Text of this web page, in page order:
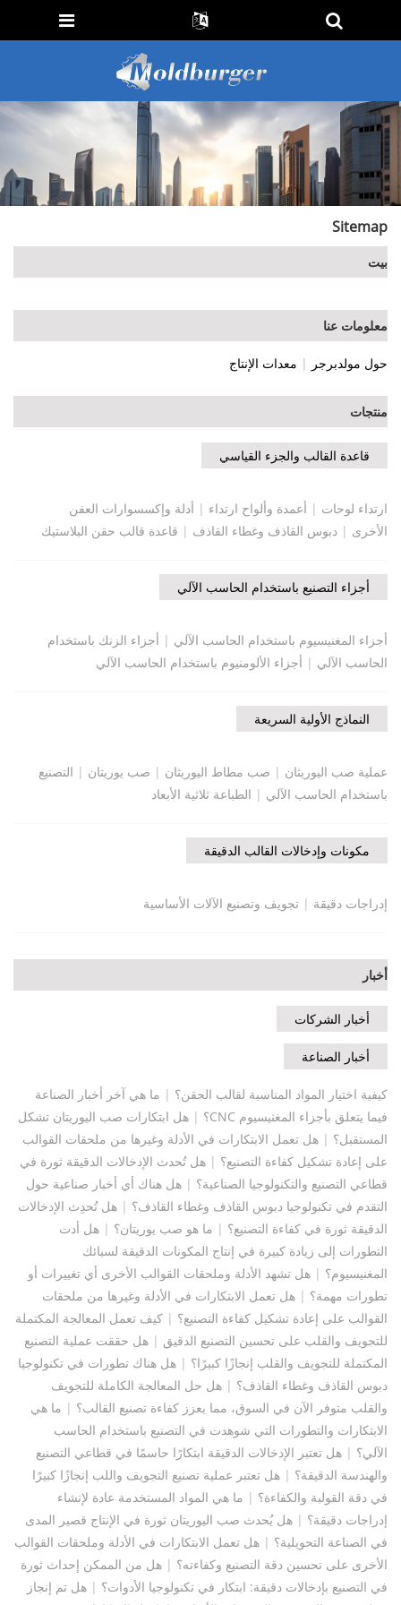
Sitemap
بيت
معلومات عنا
حول مولدبرجر | معدات الإنتاج
منتجات
قاعدة القالب والجزء القياسي
ارتداء لوحات | أعمدة وألواح ارتداء | أدلة وإكسسوارات العفن
الأخرى | دبوس القاذف وغطاء القاذف | قاعدة قالب حقن البلاستيك
أجزاء التصنيع باستخدام الحاسب الآلي
أجزاء المغنيسيوم باستخدام الحاسب الآلي | أجزاء الزنك باستخدام
الحاسب الآلي | أجزاء الألومنيوم باستخدام الحاسب الآلي
النماذج الأولية السريعة
عملية صب اليوريثان | صب مطاط اليوريثان | صب يوريتان | التصنيع
باستخدام الحاسب الآلي | الطباعة ثلاثية الأبعاد
مكونات وإدخالات القالب الدقيقة
إدراجات دقيقة | تجويف وتصنيع الآلات الأساسية
أخبار
أخبار الشركات
أخبار الصناعة
كيفية اختيار المواد المناسبة لقالب الحقن؟ | ما هي آخر أخبار الصناعة
فيما يتعلق بأجزاء المغنيسيوم CNC؟
| هل ابتكارات صب اليوريتان تشكل
المستقبل؟ | هل تعمل الابتكارات في الأدلة وغيرها من ملحقات القوالب
على إعادة تشكيل كفاءة التصنيع؟ | هل تُحدث الإدخالات الدقيقة ثورة في
قطاعي التصنيع والتكنولوجيا الصناعية؟ | هل هناك أي أخبار صناعية حول
التقدم في تكنولوجيا دبوس القاذف وغطاء القاذف؟ | هل تُحدِث الإدخالات
الدقيقة ثورة في كفاءة التصنيع؟ | ما هو صب يوريتان؟ | هل أدت
التطورات إلى زيادة كبيرة في إنتاج المكونات الدقيقة لسبائك
المغنيسيوم؟ | هل تشهد الأدلة وملحقات القوالب الأخرى أي تغييرات أو
تطورات مهمة؟ | هل تعمل الابتكارات في الأدلة وغيرها من ملحقات
القوالب على إعادة تشكيل كفاءة التصنيع؟ | كيف تعمل المعالجة المكتملة
للتجويف والقلب على تحسين التصنيع الدقيق | هل حققت عملية التصنيع
المكتملة للتجويف والقلب إنجازًا كبيرًا؟ | هل هناك تطورات في تكنولوجيا
دبوس القاذف وغطاء القاذف؟ | هل حل المعالجة الكاملة للتجويف
والقلب متوفر الآن في السوق، مما يعزز كفاءة تصنيع القالب؟ | ما هي
الابتكارات والتطورات التي شوهدت في التصنيع باستخدام الحاسب
الآلي؟ | هل تعتبر الإدخالات الدقيقة ابتكارًا حاسمًا في قطاعي التصنيع
والهندسة الدقيقة؟ | هل تعتبر عملية تصنيع التجويف واللب إنجازًا كبيرًا
في دقة القولبة والكفاءة؟ | ما هي المواد المستخدمة عادة لإنشاء
إدراجات دقيقة؟ | هل يُحدث صب اليوريتان ثورة في الإنتاج قصير المدى
في الصناعة التحويلية؟ | هل تعمل الابتكارات في الأدلة وملحقات القوالب
الأخرى على تحسين دقة التصنيع وكفاءته؟ | هل من الممكن إحداث ثورة
في التصنيع بإدخالات دقيقة: ابتكار في تكنولوجيا الأدوات؟ | هل تم إنجاز